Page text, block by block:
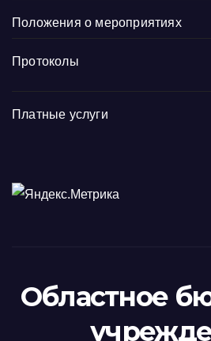
Положения о мероприятиях
Протоколы
Платные услуги
Областное